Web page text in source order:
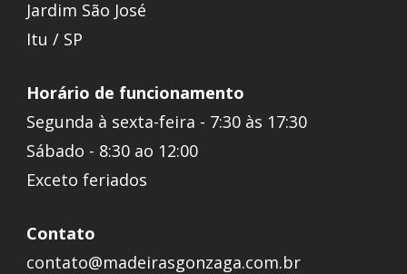
Jardim São José
Itu / SP
Horário de funcionamento
Segunda à sexta-feira - 7:30 às 17:30
Sábado - 8:30 ao 12:00
Exceto feriados
Contato
contato@madeirasgonzaga.com.br